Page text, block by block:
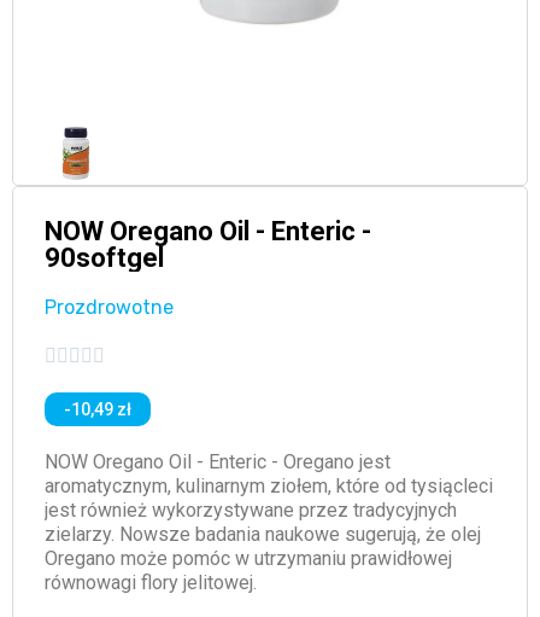
NOW Oregano Oil - Enteric -
90softgel
Prozdrowotne
    
-10,49 zł
NOW Oregano Oil - Enteric - Oregano jest
aromatycznym, kulinarnym ziołem, które od tysiącleci
jest również wykorzystywane przez tradycyjnych
zielarzy. Nowsze badania naukowe sugerują, że olej
Oregano może pomóc w utrzymaniu prawidłowej
równowagi flory jelitowej.